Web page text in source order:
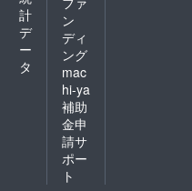
計
デ
ー
タ
ン
ディ
ング
mac
hi-ya
補助
金申
請サ
ポー
ト